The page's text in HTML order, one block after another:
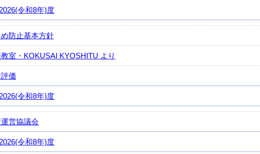
2026(令和8年)度
防止基本方針
室・KOKUSAI KYOSHITU より
価
2026(令和8年)度
営協議会
2026(令和8年)度